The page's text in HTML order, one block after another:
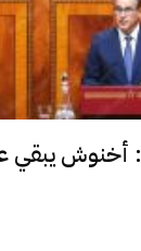
قانون المالية 2027: أخنوش